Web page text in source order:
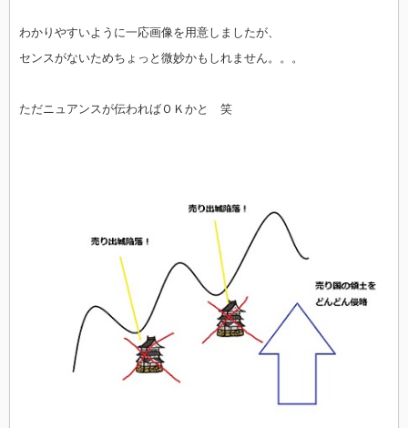
わかりやすいように一応画像を用意しましたが、
センスがないためちょっと微妙かもしれません。。。
ただニュアンスが伝わればＯＫかと 笑